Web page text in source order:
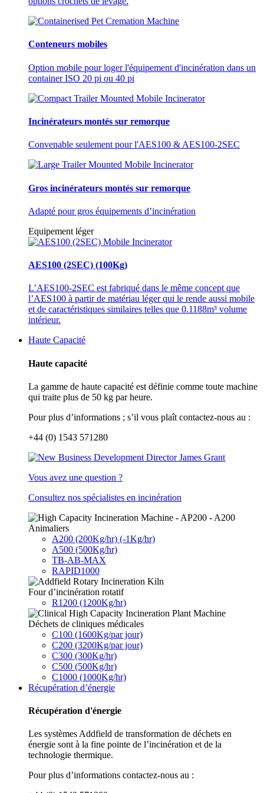
Conteneurs mobiles
Option mobile pour loger l'équipement d'incinération dans un
container ISO 20 pi ou 40 pi
Incinérateurs montés sur remorque
Convenable seulement pour l'AES100 & AES100-2SEC
Gros incinérateurs montés sur remorque
Adapté pour gros équipements d’incinération
Equipement léger
AES100 (2SEC) (100Kg)
L’AES100-2SEC est fabriqué dans le même concept que
l’AES100 à partir de matériau léger qui le rende aussi mobile
et de caractéristiques similaires telles que 0.1188m³ volume
intérieur.
Haute Capacité
Haute capacité
La gamme de haute capacité est définie comme toute machine
qui traite plus de 50 kg par heure.
Pour plus d’informations ; s’il vous plaît contactez-nous au :
+44 (0) 1543 571280
Vous avez une question ?
Consultez nos spécialistes en incinération
Animaliers
A200 (200Kg/hr) (-1Kg/hr)
A500 (500Kg/hr)
TB-AB-MAX
RAPID1000
Four d’incinération rotatif
R1200 (1200Kg/hr)
Déchets de cliniques médicales
C100 (1600Kg/par jour)
C200 (3200Kg/par jour)
C300 (300Kg/hr)
C500 (500Kg/hr)
C1000 (1000Kg/hr)
Récupération d’énergie
Récupération d'énergie
Les systèmes Addfield de transformation de déchets en
énergie sont à la fine pointe de l’incinération et de la
technologie thermique.
Pour plus d’informations contactez-nous au :